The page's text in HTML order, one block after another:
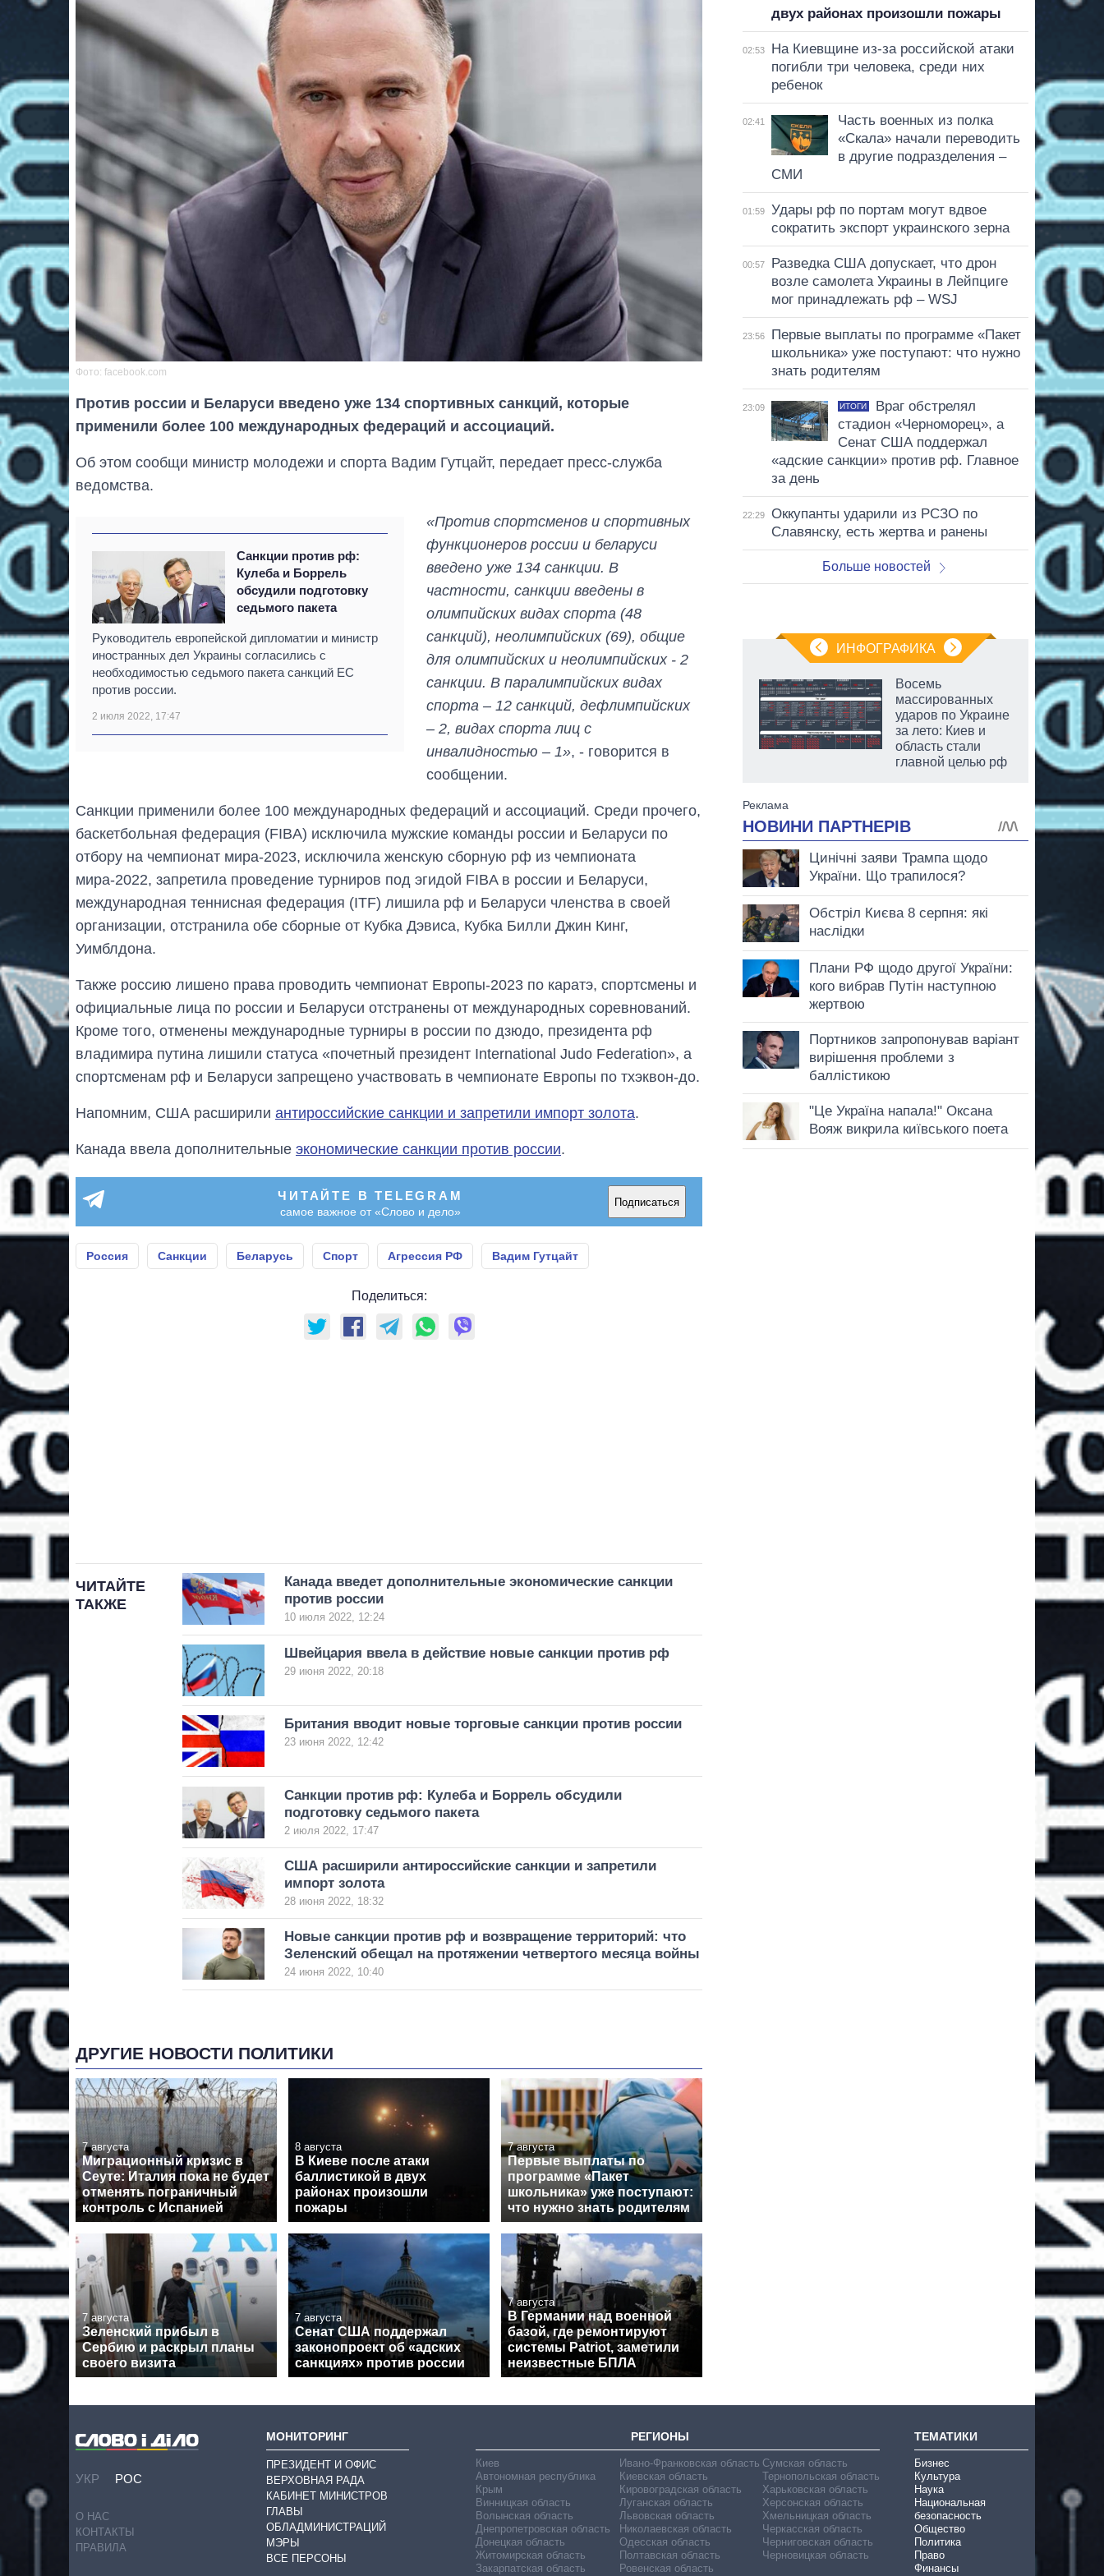
Фото: facebook.com
Против россии и Беларуси введено уже 134 спортивных санкций, которые
применили более 100 международных федераций и ассоциаций.
Об этом сообщи министр молодежи и спорта Вадим Гутцайт, передает пресс-служба
ведомства.
Санкции против рф:
Кулеба и Боррель
обсудили подготовку
седьмого пакета
Руководитель европейской дипломатии и министр
иностранных дел Украины согласились с
необходимостью седьмого пакета санкций ЕС
против россии.
2 июля 2022, 17:47
«Против спортсменов и спортивных
функционеров россии и беларуси
введено уже 134 санкции. В
частности, санкции введены в
олимпийских видах спорта (48
санкций), неолимпийских (69), общие
для олимпийских и неолимпийских - 2
санкции. В паралимпийских видах
спорта – 12 санкций, дефлимпийских
– 2, видах спорта лиц с
инвалидностью – 1», - говорится в
сообщении.
Санкции применили более 100 международных федераций и ассоциаций. Среди прочего,
баскетбольная федерация (FIBA) исключила мужские команды россии и Беларуси по
отбору на чемпионат мира-2023, исключила женскую сборную рф из чемпионата
мира-2022, запретила проведение турниров под эгидой FIBA в россии и Беларуси,
международная теннисная федерация (ITF) лишила рф и Беларуси членства в своей
организации, отстранила обе сборные от Кубка Дэвиса, Кубка Билли Джин Кинг,
Уимблдона.
Также россию лишено права проводить чемпионат Европы-2023 по каратэ, спортсмены и
официальные лица по россии и Беларуси отстранены от международных соревнований.
Кроме того, отменены международные турниры в россии по дзюдо, президента рф
владимира путина лишили статуса «почетный президент International Judo Federation», а
спортсменам рф и Беларуси запрещено участвовать в чемпионате Европы по тхэквон-до.
Напомним, США расширили антироссийские санкции и запретили импорт золота.
Канада ввела дополнительные экономические санкции против россии.
ЧИТАЙТЕ В TELEGRAM
самое важное от «Слово и дело»
Подписаться
Россия Санкции Беларусь Спорт Агрессия РФ Вадим Гутцайт
Поделиться:
ЧИТАЙТЕ
ТАКЖЕ
Канада введет дополнительные экономические санкции
против россии
10 июля 2022, 12:24
Швейцария ввела в действие новые санкции против рф
29 июня 2022, 20:18
Британия вводит новые торговые санкции против россии
23 июня 2022, 12:42
Санкции против рф: Кулеба и Боррель обсудили
подготовку седьмого пакета
2 июля 2022, 17:47
США расширили антироссийские санкции и запретили
импорт золота
28 июня 2022, 18:32
Новые санкции против рф и возвращение территорий: что
Зеленский обещал на протяжении четвертого месяца войны
24 июня 2022, 10:40
ДРУГИЕ НОВОСТИ ПОЛИТИКИ
7 августа
Миграционный кризис в
Сеуте: Италия пока не будет
отменять пограничный
контроль с Испанией
8 августа
В Киеве после атаки
баллистикой в двух
районах произошли
пожары
7 августа
Первые выплаты по
программе «Пакет
школьника» уже поступают:
что нужно знать родителям
7 августа
Зеленский прибыл в
Сербию и раскрыл планы
своего визита
7 августа
Сенат США поддержал
законопроект об «адских
санкциях» против россии
7 августа
В Германии над военной
базой, где ремонтируют
системы Patriot, заметили
неизвестные БПЛА
двух районах произошли пожары
02:53
На Киевщине из-за российской атаки
погибли три человека, среди них
ребенок
02:41
Часть военных из полка
«Скала» начали переводить
в другие подразделения –
СМИ
01:59
Удары рф по портам могут вдвое
сократить экспорт украинского зерна
00:57
Разведка США допускает, что дрон
возле самолета Украины в Лейпциге
мог принадлежать рф – WSJ
23:56
Первые выплаты по программе «Пакет
школьника» уже поступают: что нужно
знать родителям
23:09 ИТОГИ
Враг обстрелял
стадион «Черноморец», а
Сенат США поддержал
«адские санкции» против рф. Главное
за день
22:29
Оккупанты ударили из РСЗО по
Славянску, есть жертва и ранены
Больше новостей
ИНФОГРАФИКА
Как изменился
бюджет
Министерства
войны с россией
Восемь
массированных
ударов по Украине
за лето: Киев и
область стали
главной целью рф
УКР РОС
О НАС
КОНТАКТЫ
ПРАВИЛА
МОНИТОРИНГ
ПРЕЗИДЕНТ И ОФИС
ВЕРХОВНАЯ РАДА
КАБИНЕТ МИНИСТРОВ
ГЛАВЫ
ОБЛАДМИНИСТРАЦИЙ
МЭРЫ
ВСЕ ПЕРСОНЫ
РЕГИОНЫ
Киев
Автономная республика
Крым
Винницкая область
Волынская область
Днепропетровская область
Донецкая область
Житомирская область
Закарпатская область
Ивано-Франковская область
Киевская область
Кировоградская область
Луганская область
Львовская область
Николаевская область
Одесская область
Полтавская область
Ровенская область
Сумская область
Тернопольская область
Харьковская область
Херсонская область
Хмельницкая область
Черкасская область
Черниговская область
Черновицкая область
ТЕМАТИКИ
Бизнес
Культура
Наука
Национальная
безопасность
Общество
Политика
Право
Финансы